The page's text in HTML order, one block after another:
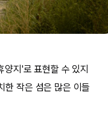
양지'로 표현할 수 있지
한 작은 섬은 많은 이들